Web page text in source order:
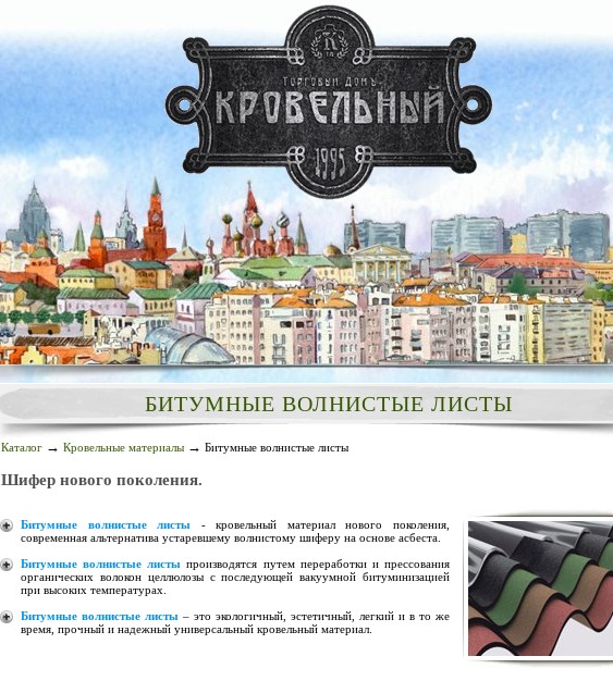
БИТУМНЫЕ ВОЛНИСТЫЕ ЛИСТЫ
Каталог → Кровельные материалы → Битумные волнистые листы
Шифер нового поколения.
Битумные волнистые листы - кровельный материал нового поколения,
современная альтернатива устаревшему волнистому шиферу на основе асбеста.
Битумные волнистые листы производятся путем переработки и прессования
органических волокон целлюлозы с последующей вакуумной битуминизацией
при высоких температурах.
Битумные волнистые листы – это экологичный, эстетичный, легкий и в то же
время, прочный и надежный универсальный кровельный материал.